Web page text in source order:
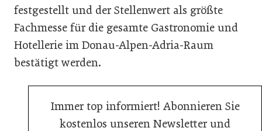
festgestellt und der Stellenwert als größte
Fachmesse für die gesamte Gastronomie und
Hotellerie im Donau-Alpen-Adria-Raum
bestätigt werden.
Immer top informiert! Abonnieren Sie
kostenlos unseren Newsletter und